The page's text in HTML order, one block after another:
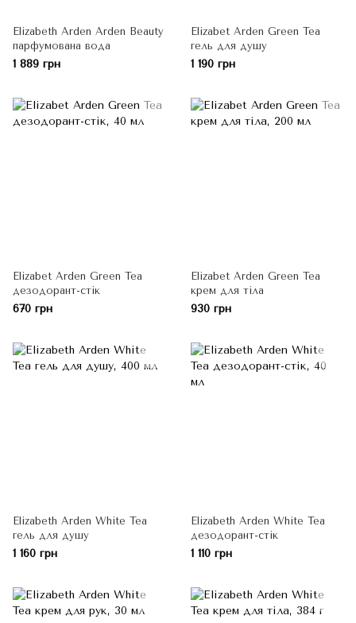
Elizabeth Arden Arden Beauty
парфумована вода
1 889 грн
Elizabet Arden Green Tea
гель для душу
1 190 грн
Elizabet Arden Green Tea
дезодорант-стік
670 грн
Elizabet Arden Green Tea
крем для тіла
930 грн
Elizabeth Arden White Tea
гель для душу
1 160 грн
Elizabeth Arden White Tea
дезодорант-стік
1 110 грн